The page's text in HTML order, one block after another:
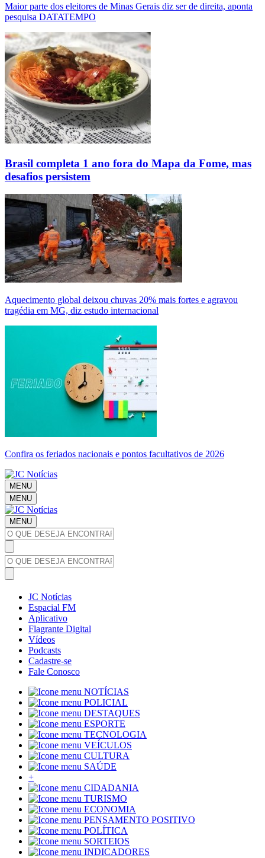
Maior parte dos eleitores de Minas Gerais diz ser de direita, aponta
pesquisa DATATEMPO
Brasil completa 1 ano fora do Mapa da Fome, mas
desafios persistem
Aquecimento global deixou chuvas 20% mais fortes e agravou
tragédia em MG, diz estudo internacional
Confira os feriados nacionais e pontos facultativos de 2026
MENU
MENU
MENU
JC Notícias
Espacial FM
Aplicativo
Flagrante Digital
Vídeos
Podcasts
Cadastre-se
Fale Conosco
NOTÍCIAS
POLICIAL
DESTAQUES
ESPORTE
TECNOLOGIA
VEÍCULOS
CULTURA
SAÚDE
+
CIDADANIA
TURISMO
ECONOMIA
PENSAMENTO POSITIVO
POLÍTICA
SORTEIOS
INDICADORES